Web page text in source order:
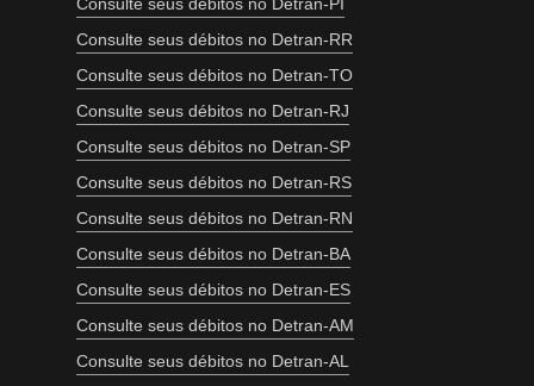
Consulte seus débitos no Detran-PI
Consulte seus débitos no Detran-RR
Consulte seus débitos no Detran-TO
Consulte seus débitos no Detran-RJ
Consulte seus débitos no Detran-SP
Consulte seus débitos no Detran-RS
Consulte seus débitos no Detran-RN
Consulte seus débitos no Detran-BA
Consulte seus débitos no Detran-ES
Consulte seus débitos no Detran-AM
Consulte seus débitos no Detran-AL